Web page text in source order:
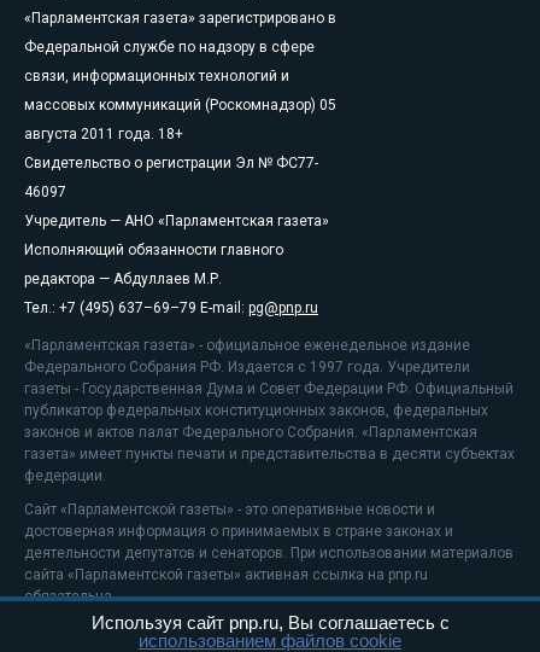
«Парламентская газета» зарегистрировано в
Федеральной службе по надзору в сфере
связи, информационных технологий и
массовых коммуникаций (Роскомнадзор) 05
августа 2011 года. 18+
Свидетельство о регистрации Эл № ФС77-
46097
Учредитель — АНО «Парламентская газета»
Исполняющий обязанности главного
редактора — Абдуллаев М.Р.
Тел.: +7 (495) 637–69–79 E-mail: pg@pnp.ru
«Парламентская газета» - официальное еженедельное издание
Федерального Собрания РФ. Издается с 1997 года. Учредители
газеты - Государственная Дума и Совет Федерации РФ. Официальный
публикатор федеральных конституционных законов, федеральных
законов и актов палат Федерального Собрания. «Парламентская
газета» имеет пункты печати и представительства в десяти субъектах
федерации.
Сайт «Парламентской газеты» - это оперативные новости и
достоверная информация о принимаемых в стране законах и
деятельности депутатов и сенаторов. При использовании материалов
сайта «Парламентской газеты» активная ссылка на pnp.ru
обязательна.
На информационном ресурсе применяютсярекомендательные
Используя сайт pnp.ru, Вы соглашаетесь с
использованием файлов cookie